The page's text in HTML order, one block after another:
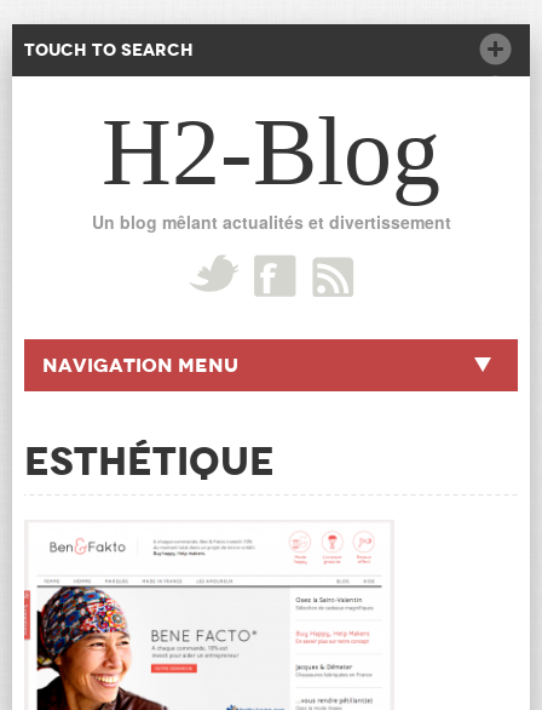
Touch to Search
H2-Blog
Un blog mêlant actualités et divertissement
Navigation Menu
ESTHÉTIQUE